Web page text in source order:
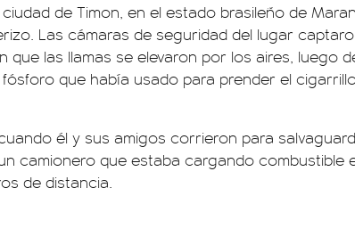
de Timon, en el estado brasileño de
Las cámaras de seguridad del lugar
que las llamas se elevaron por los aires, luego
que había usado para prender el
él y sus amigos corrieron para
camionero que estaba cargando combustible
de distancia.